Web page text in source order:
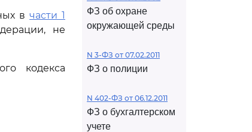
вчасти 1
не
кодекса
ФЗ об охране
окружающей среды
N 3-ФЗ от 07.02.2011
ФЗ о полиции
N 402-ФЗ от 06.12.2011
ФЗ о бухгалтерском
учете